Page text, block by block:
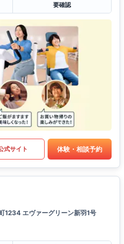
要確認
式サイト 体験・相談予約
1234 エヴァーグリーン新羽1号